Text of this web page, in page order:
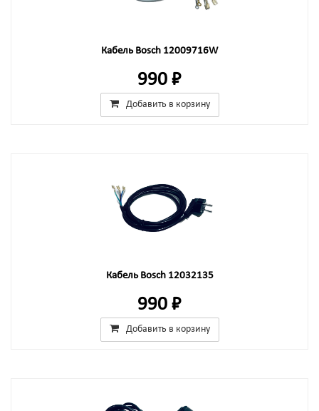
Кабель Bosch 12009716W
990 ₽
Добавить в корзину
Кабель Bosch 12032135
990 ₽
Добавить в корзину